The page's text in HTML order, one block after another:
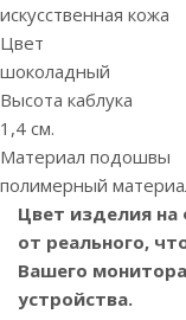
искусственная кожа
Цвет
шоколадный
Высота каблука
1,4 см.
Материал подошвы
полимерный
Цвет изделия
от реального,
Вашего
устройства.